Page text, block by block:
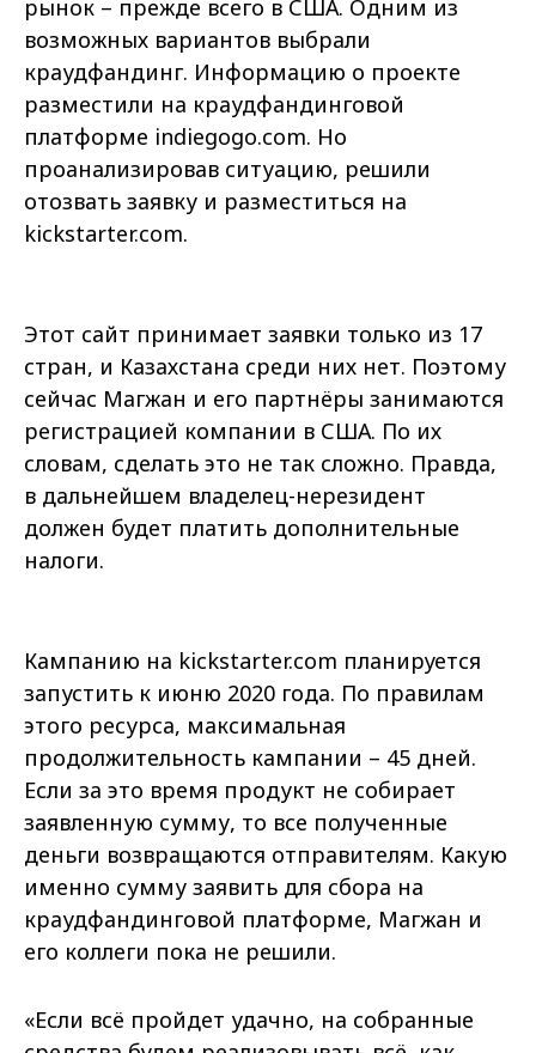
рынок – прежде всего в США. Одним из
возможных вариантов выбрали
краудфандинг. Информацию о проекте
разместили на краудфандинговой
платформе indiegogo.com. Но
проанализировав ситуацию, решили
отозвать заявку и разместиться на
kickstarter.com.
Этот сайт принимает заявки только из 17
стран, и Казахстана среди них нет. Поэтому
сейчас Магжан и его партнёры занимаются
регистрацией компании в США. По их
словам, сделать это не так сложно. Правда,
в дальнейшем владелец-нерезидент
должен будет платить дополнительные
налоги.
Кампанию на kickstarter.com планируется
запустить к июню 2020 года. По правилам
этого ресурса, максимальная
продолжительность кампании – 45 дней.
Если за это время продукт не собирает
заявленную сумму, то все полученные
деньги возвращаются отправителям. Какую
именно сумму заявить для сбора на
краудфандинговой платформе, Магжан и
его коллеги пока не решили.
«Если всё пройдет удачно, на собранные